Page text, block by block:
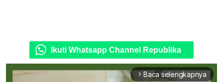
Ikuti Whatsapp Channel Republika
arrow_forward_ios Baca selengkapnya